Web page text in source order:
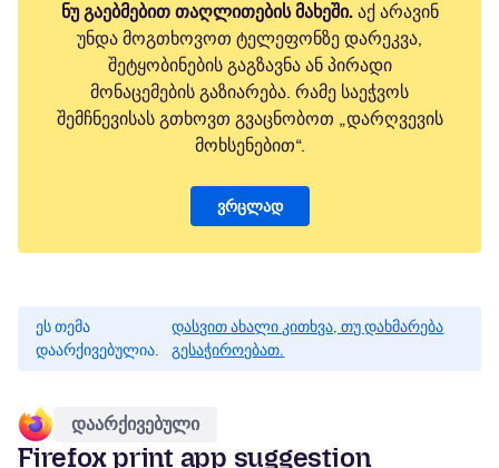
ნუ გაებმებით თაღლითების მახეში.აქ არავინ
უნდა მოგთხოვოთ ტელეფონზე დარეკვა,
შეტყობინების გაგზავნა ან პირადი
მონაცემების გაზიარება. რამე საეჭვოს
შემჩნევისას გთხოვთ გვაცნობოთ „დარღვევის
მოხსენებით“.
ვრცლად
ეს თემა
დაარქივებულია.
დასვით ახალი კითხვა, თუ დახმარება
გესაჭიროებათ.
დაარქივებული
Firefox print app suggestion